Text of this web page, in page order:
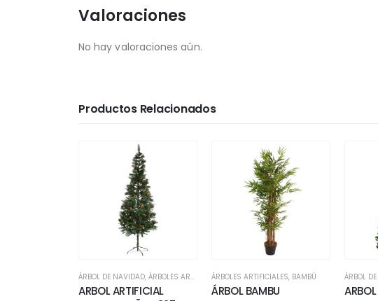
Valoraciones
No hay valoraciones aún.
Productos Relacionados
ÁRBOL DE NAVIDAD, ÁRBOLES ARTIFICIALES
ARBOL ARTIFICIAL
ÁRBOLES ARTIFICIALES, BAMBÚ
ÁRBOL BAMBU
ÁRBOL